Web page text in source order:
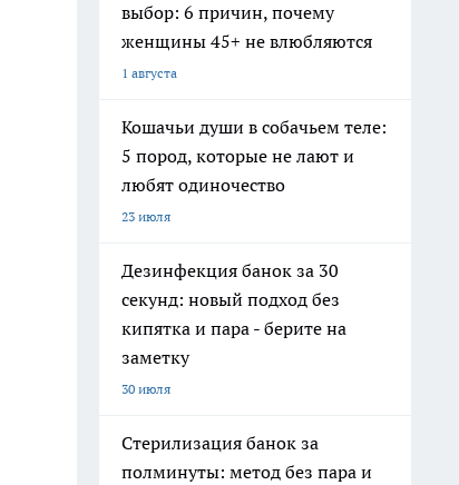
выбор: 6 причин, почему
женщины 45+ не влюбляются
1 августа
Кошачьи души в собачьем теле:
5 пород, которые не лают и
любят одиночество
23 июля
Дезинфекция банок за 30
секунд: новый подход без
кипятка и пара - берите на
заметку
30 июля
Стерилизация банок за
полминуты: метод без пара и